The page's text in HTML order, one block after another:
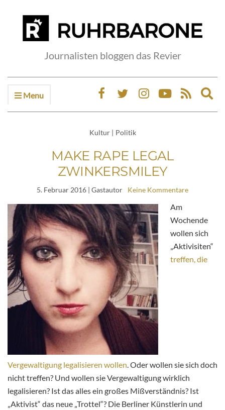
Journalisten bloggen das Revier
Menu
Kultur | Politik
MAKE RAPE LEGAL
ZWINKERSMILEY
5. Februar 2016 | Gastautor Keine Kommentare
Am
Wochende
wollen sich
„Aktivisiten“
treffen, die
Vergewaltigung legalisieren wollen. Oder wollen sie sich doch
nicht treffen? Und wollen sie Vergewaltigung wirklich
legalisieren? Ist das alles ein großes Mißverständnis? Ist
„Aktivist“ das neue „Trottel“? Die Berliner Künstlerin und